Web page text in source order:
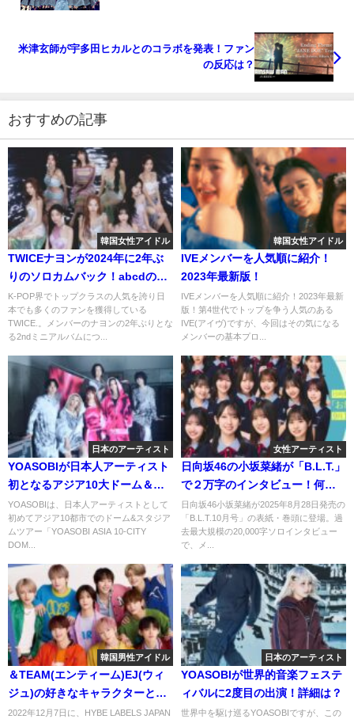
米津玄師が宇多田ヒカルとのコラボを発表！ファン
の反応は？
おすすめの記事
韓国女性アイドル
TWICEナヨンが2024年に2年ぶ
りのソロカムバック！abcdの掛
け声にも注目！
K-POP界でトップクラスの人気を誇り日
本でも多くのファンを獲得している
TWICE.。メンバーのナヨンの2年ぶりとな
る2ndミニアルバムにつ...
韓国女性アイドル
IVEメンバーを人気順に紹介！
2023年最新版！
IVEメンバーを人気順に紹介！2023年最新
版！第4世代でトップを争う人気のある
IVE(アイヴ)ですが、今回はその気になる
メンバーの基本プロ...
日本のアーティスト
YOASOBIが日本人アーティスト
初となるアジア10大ドーム＆ス
タジアム・ツアー開催！詳細
は？
YOASOBIは、日本人アーティストとして
初めてアジア10都市でのドーム&スタジア
ムツアー「YOASOBI ASIA 10-CITY
DOM...
女性アーティスト
日向坂46の小坂菜緒が「B.L.T.」
で２万字のインタビュー！何を
語った？
日向坂46小坂菜緒が2025年8月28日発売の
「B.L.T.10月号」の表紙・巻頭に登場。過
去最大規模の20,000字ソロインタビュー
で、メ...
韓国男性アイドル
＆TEAM(エンティーム)EJ(ウィ
ジュ)の好きなキャラクターと似
てるキャラクターはまさかの一
2022年12月7日に、HYBE LABELS JAPAN
日本のアーティスト
YOASOBIが世界的音楽フェステ
ィバルに2度目の出演！詳細は？
世界中を駆け巡るYOASOBIですが、この